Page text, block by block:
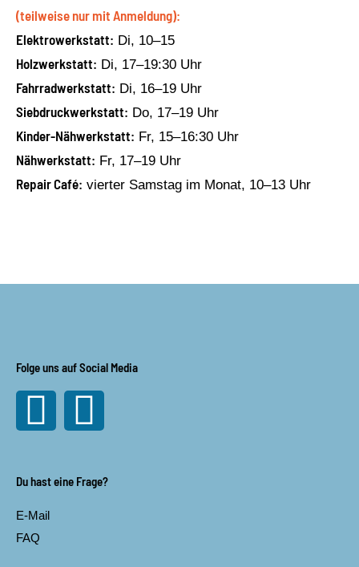
(teilweise nur mit Anmeldung):
Elektrowerkstatt: Di, 10–15
Holzwerkstatt: Di, 17–19:30 Uhr
Fahrradwerkstatt: Di, 16–19 Uhr
Siebdruckwerkstatt: Do, 17–19 Uhr
Kinder-Nähwerkstatt: Fr, 15–16:30 Uhr
Nähwerkstatt: Fr, 17–19 Uhr
Repair Café: vierter Samstag im Monat, 10–13 Uhr
Folge uns auf Social Media
Facebook Instagram
Du hast eine Frage?
E-Mail
FAQ